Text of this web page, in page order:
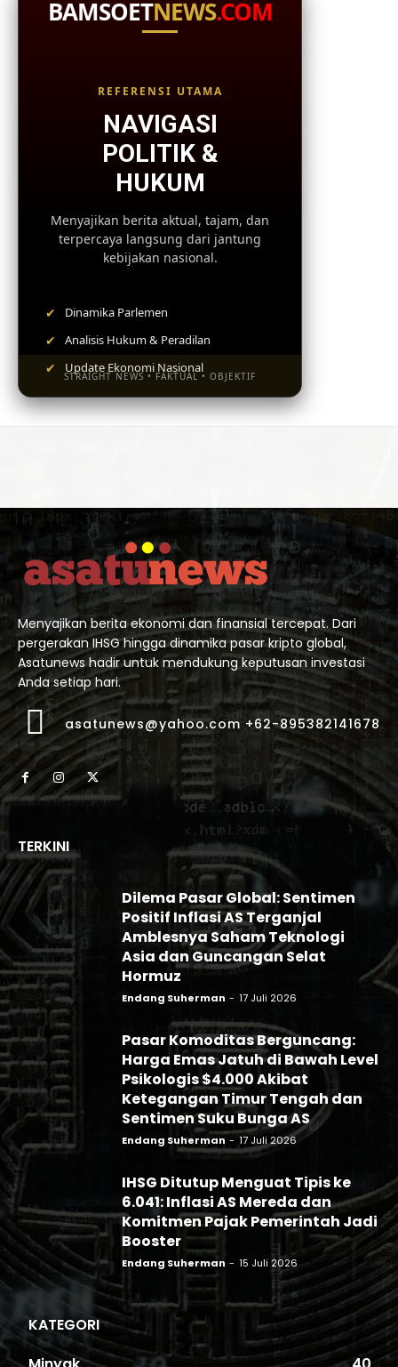
BAMSOETNEWS.COM
REFERENSI UTAMA
NAVIGASI
POLITIK &
HUKUM
Menyajikan berita aktual, tajam, dan
terpercaya langsung dari jantung
kebijakan nasional.
✔ Dinamika Parlemen
✔ Analisis Hukum & Peradilan
✔ Update Ekonomi Nasional
STRAIGHT NEWS • FAKTUAL • OBJEKTIF
Menyajikan berita ekonomi dan finansial tercepat. Dari
pergerakan IHSG hingga dinamika pasar kripto global,
Asatunews hadir untuk mendukung keputusan investasi
Anda setiap hari.
asatunews@yahoo.com +62-895382141678
TERKINI
Dilema Pasar Global: Sentimen
Positif Inflasi AS Terganjal
Amblesnya Saham Teknologi
Asia dan Guncangan Selat
Hormuz
Endang Suherman - 17 Juli 2026
Pasar Komoditas Berguncang:
Harga Emas Jatuh di Bawah Level
Psikologis $4.000 Akibat
Ketegangan Timur Tengah dan
Sentimen Suku Bunga AS
Endang Suherman - 17 Juli 2026
IHSG Ditutup Menguat Tipis ke
6.041: Inflasi AS Mereda dan
Komitmen Pajak Pemerintah Jadi
Booster
Endang Suherman - 15 Juli 2026
KATEGORI